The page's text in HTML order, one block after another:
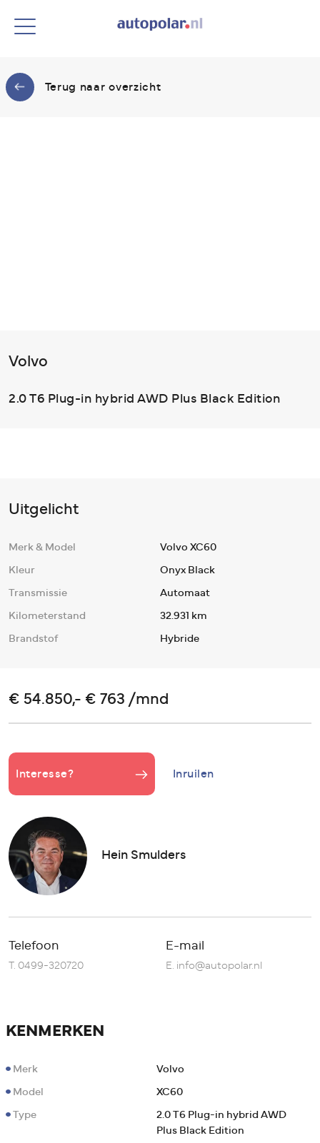
Terug naar overzicht
Volvo
2.0 T6 Plug-in hybrid AWD Plus Black Edition
Uitgelicht
Merk & Model Volvo XC60
Kleur Onyx Black
Transmissie Automaat
Kilometerstand 32.931 km
Brandstof Hybride
€ 54.850,- € 763 /mnd
Interesse? Inruilen
Hein Smulders
Telefoon
T. 0499-320720
E-mail
E. info@autopolar.nl
KENMERKEN
Merk Volvo
Model XC60
Type
2.0 T6 Plug-in hybrid AWD
Plus Black Edition